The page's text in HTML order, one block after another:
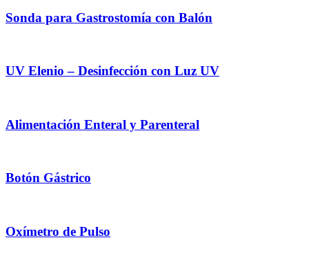
Sonda para Gastrostomía con Balón
UV Elenio – Desinfección con Luz UV
Alimentación Enteral y Parenteral
Botón Gástrico
Oxímetro de Pulso